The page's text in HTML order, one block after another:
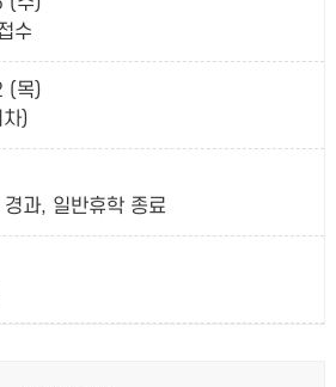
수
(목)
)
과, 일반휴학 종료